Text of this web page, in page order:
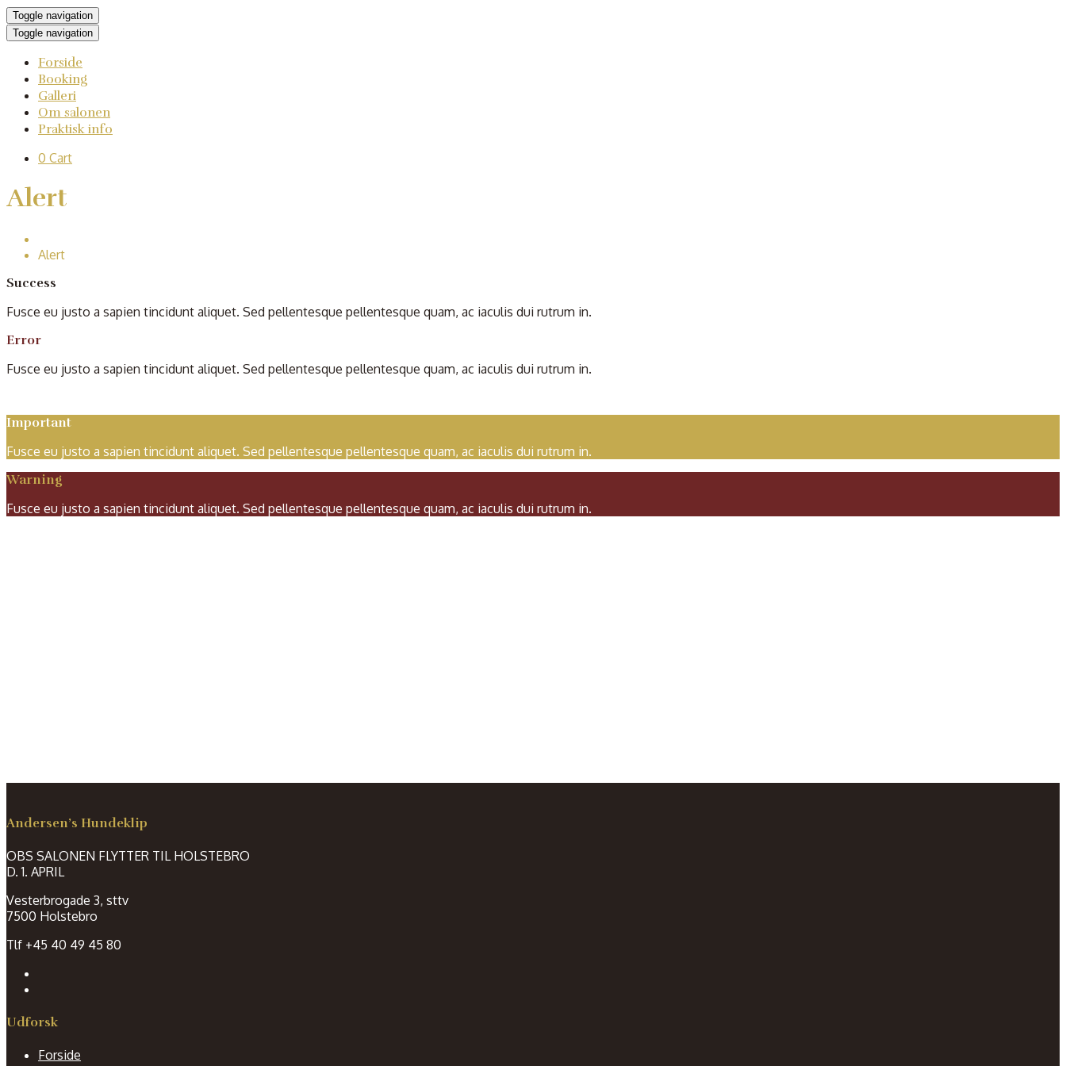
Toggle navigation
Toggle navigation
Forside
Booking
Galleri
Om salonen
Praktisk info
0 Cart
Alert
Alert
Success
Fusce eu justo a sapien tincidunt aliquet. Sed pellentesque pellentesque quam, ac iaculis dui rutrum in.
Error
Fusce eu justo a sapien tincidunt aliquet. Sed pellentesque pellentesque quam, ac iaculis dui rutrum in.
Important
Fusce eu justo a sapien tincidunt aliquet. Sed pellentesque pellentesque quam, ac iaculis dui rutrum in.
Warning
Fusce eu justo a sapien tincidunt aliquet. Sed pellentesque pellentesque quam, ac iaculis dui rutrum in.
Andersen’s Hundeklip
OBS SALONEN FLYTTER TIL HOLSTEBRO
D. 1. APRIL
Vesterbrogade 3, sttv
7500 Holstebro
Tlf +45 40 49 45 80
Udforsk
Forside